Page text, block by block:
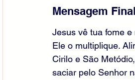
Mensagem
Jesus vê tua fome
Ele o multiplique.
Cirilo e São
saciar pelo Senhor